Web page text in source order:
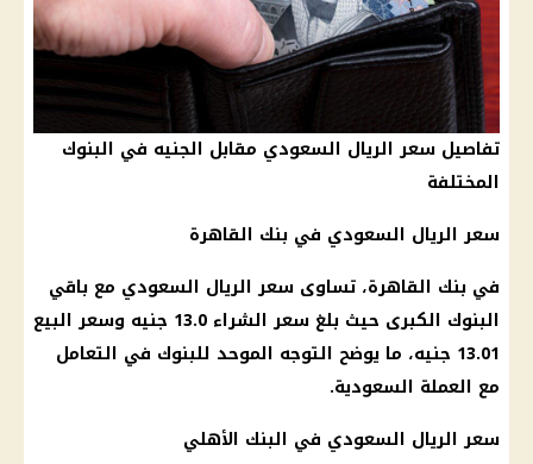
تفاصيل سعر الريال السعودي مقابل الجنيه في البنوك
المختلفة
سعر الريال السعودي في بنك القاهرة
في بنك القاهرة، تساوى سعر الريال السعودي مع باقي
البنوك
الكبرى حيث بلغ سعر الشراء 13.0 جنيه وسعر البيع
13.01 جنيه، ما يوضح التوجه الموحد للبنوك في التعامل
مع العملة السعودية.
سعر الريال السعودي في البنك الأهلي